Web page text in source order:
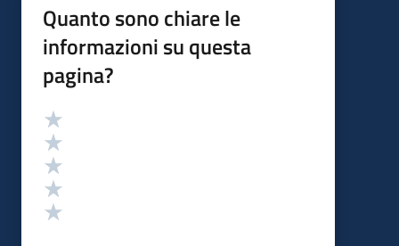
Quanto sono chiare le
informazioni su questa
pagina?
Valutazione